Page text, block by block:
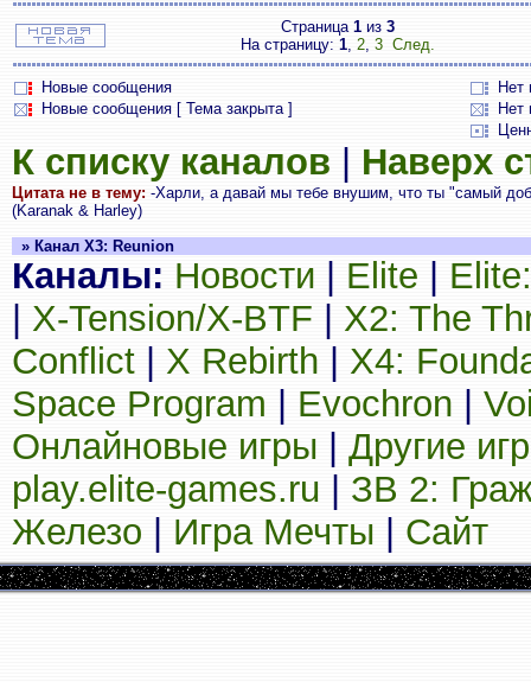
Страница 1 из 3
На страницу: 1, 2, 3 След.
Новые сообщения
Нет
Новые сообщения [ Тема закрыта ]
Нет
К списку каналов Наверх
Цитата не в тему: -Харли, а давай мы тебе внушим, что ты "самый
(Karanak & Harley)
» Канал X3: Reunion
Каналы: Новости Elite
X-Tension/X-BTF
X2: The
Conflict
X Rebirth
X4:
Space Program
Evochron
Онлайновые игры
Другие
play.elite-games.ru
ЗВ 2:
Железо
Игра Мечты Сайт